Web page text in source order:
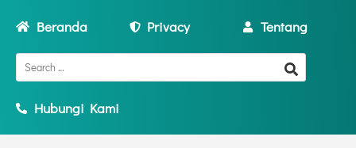
Beranda Privacy Tentang
Hubungi Kami